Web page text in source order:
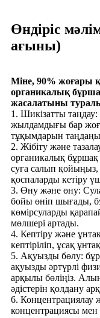
Өндіріс
ағыны)
Міне, 90% жоғары
органикалық
жасалатыны
1. Шикізатты
жылдамдығы бар
тұқымдарын
2. Жібіту және
органикалық бұршақ
суға салып
қоспаларды кетіру
3. Өну және өну:
бойы өніп шығады,
көмірсуларды
мөлшері артады.
4. Кептіру және
кептіріліп, ұсақ
5. Ақуызды бөлу:
ақуызды әртүрлі
арқылы бөліңіз.
әдістерін қолдану
6. Концентрациялау
концентрациясы